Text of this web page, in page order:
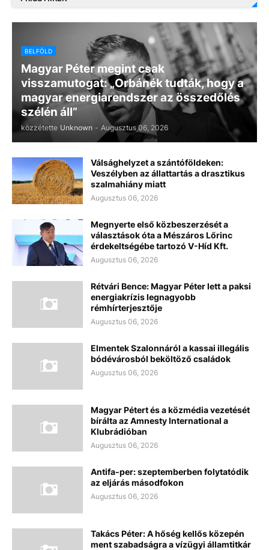
BELFÖLD
Magyar Péter megint csak
visszamutogat: „Orbánék tudták, hogy a
magyar energiarendszer az összedőlés
szélén áll”
közzétette Unknown - Augusztus 06, 2026
Válsághelyzet a szántóföldeken:
Veszélyben az állattartás a drasztikus
szalmahiány miatt
Augusztus 06, 2026
Megnyerte első közbeszerzését a
választások óta a Mészáros Lőrinc
érdekeltségébe tartozó V-Híd Kft.
Augusztus 06, 2026
Rétvári Bence: Magyar Péter lett a paksi
energiakrízis legnagyobb
rémhírterjesztője
Augusztus 06, 2026
Elmentek Szalonnáról a kassai illegális
bódévárosból beköltöző családok
Augusztus 06, 2026
Magyar Pétert és a közmédia vezetését
bírálta az Amnesty International a
Klubrádióban
Augusztus 06, 2026
Antifa-per: szeptemberben folytatódik
az eljárás másodfokon
Augusztus 06, 2026
Takács Péter: A hőség kellős közepén
ment szabadságra a vízügyi államtitkár